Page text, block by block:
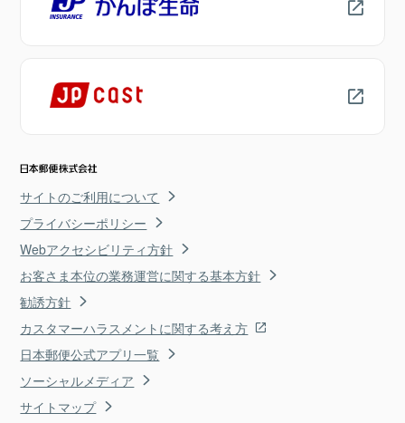
サイトのご利用について
プライバシーポリシー
Webアクセシビリティ方針
お客さま本位の業務運営に関する基本方針
勧誘方針
カスタマーハラスメントに関する考え方
日本郵便公式アプリ一覧
ソーシャルメディア
サイトマップ